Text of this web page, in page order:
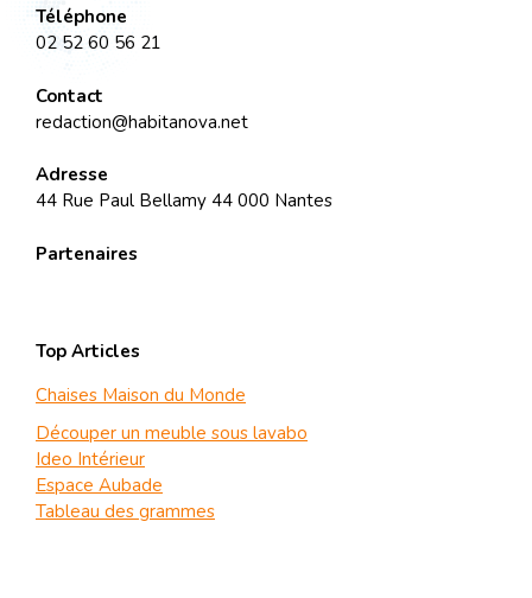
Téléphone
02 52 60 56 21
Contact
redaction@habitanova.net
Adresse
44 Rue Paul Bellamy 44 000 Nantes
Partenaires
Top Articles
Chaises Maison du Monde
Découper un meuble sous lavabo
Ideo Intérieur
Espace Aubade
Tableau des grammes